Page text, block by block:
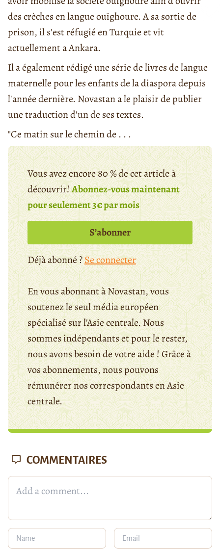
des crèches en langue ouïghoure. A sa sortie de
prison, il s'est réfugié en Turquie et vit
actuellement a Ankara.
Il a également rédigé une série de livres de langue
maternelle pour les enfants de la diaspora depuis
l'année dernière. Novastan a le plaisir de publier
une traduction d'un de ses textes.
"Ce matin sur le chemin de . . .
Vous avez encore 80 % de cet article à
découvrir!Abonnez-vous maintenant
pour seulement 3€ par mois
S’abonner
Déjà abonné ?Se connecter
En vous abonnant à Novastan, vous
soutenez le seul média européen
spécialisé sur l'Asie centrale. Nous
sommes indépendants et pour le rester,
nous avons besoin de votre aide ! Grâce à
vos abonnements, nous pouvons
rémunérer nos correspondants en Asie
centrale.
COMMENTAIRES